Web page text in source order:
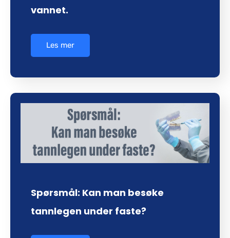
vannet.
Les mer
Spørsmål: Kan man besøke
tannlegen under faste?